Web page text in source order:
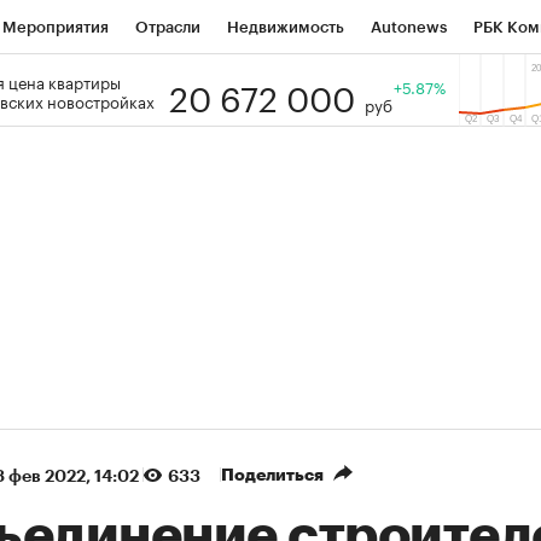
Мероприятия Отрасли Недвижимость Autonews РБК
РБК Образование Тренды
цена квартиры
новостройках
20 672 000 руб
+5.87%
фев 2022, 14:02 633 Поделиться